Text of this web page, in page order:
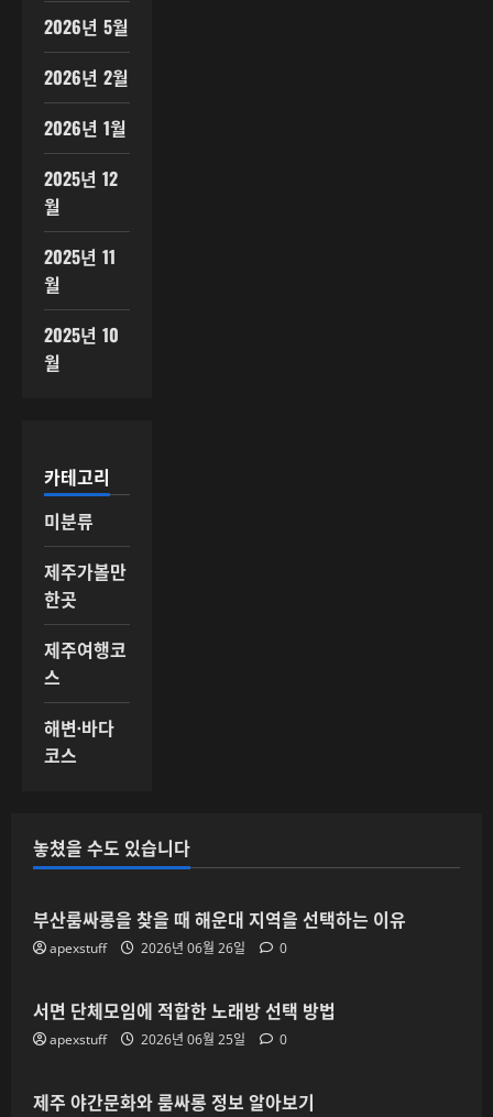
2026년 5월
2026년 2월
2026년 1월
2025년 12
월
2025년 11
월
2025년 10
월
카테고리
미분류
제주가볼만
한곳
제주여행코
스
해변·바다
코스
놓쳤을 수도 있습니다
부산룸싸롱을 찾을 때 해운대 지역을 선택하는 이유
apexstuff 2026년 06월 26일 0
서면 단체모임에 적합한 노래방 선택 방법
apexstuff 2026년 06월 25일 0
제주 야간문화와 룸싸롱 정보 알아보기